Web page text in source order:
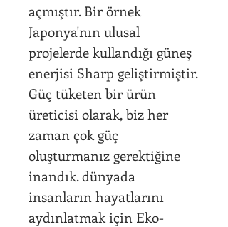
açmıştır. Bir örnek
Japonya'nın ulusal
projelerde kullandığı güneş
enerjisi Sharp geliştirmiştir.
Güç tüketen bir ürün
üreticisi olarak, biz her
zaman çok güç
oluşturmanız gerektiğine
inandık. dünyada
insanların hayatlarını
aydınlatmak için Eko-